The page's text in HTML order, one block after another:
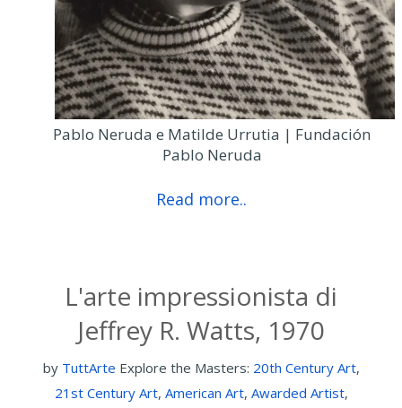
Pablo Neruda e Matilde Urrutia | Fundación
Pablo Neruda
Read more..
L'arte impressionista di
Jeffrey R. Watts, 1970
by TuttArte Explore the Masters: 20th Century Art,
21st Century Art, American Art, Awarded Artist,